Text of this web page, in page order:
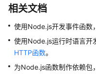
相关文档
使用Node.js开发事件函数
使用Node.js运行时语言开
HTTP函数。
为Node.js函数制作依赖包